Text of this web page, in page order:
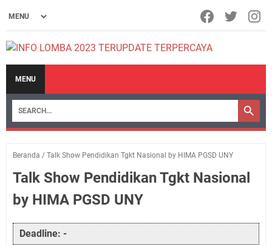
MENU
Beranda / Talk Show Pendidikan Tgkt Nasional by HIMA PGSD UNY
Talk Show Pendidikan Tgkt Nasional
by HIMA PGSD UNY
Deadline: -